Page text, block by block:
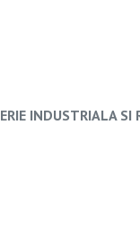
INDUSTRIALA SI